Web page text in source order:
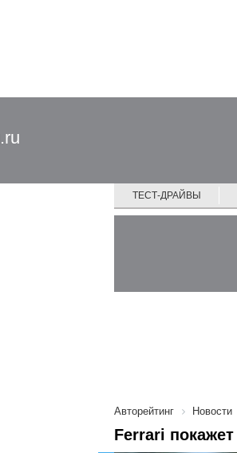
.ru
ТЕСТ-ДРАЙВЫ
Авторейтинг Новости
Ferrari